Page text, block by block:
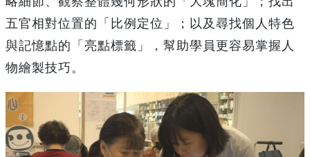
五官相對位置的「比例定位」；以及尋找個人特色
與記憶點的「亮點標籤」，幫助學員更容易掌握人
物繪製技巧。